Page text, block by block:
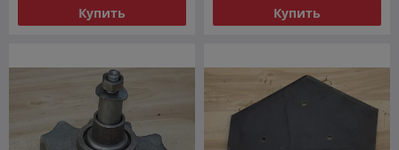
Купить Купить